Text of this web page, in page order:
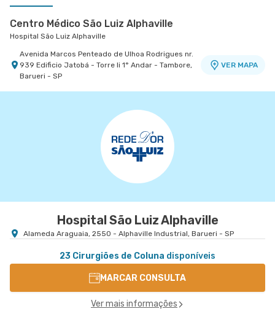
Centro Médico São Luiz Alphaville
Hospital São Luiz Alphaville
Avenida Marcos Penteado de Ulhoa Rodrigues nr.
939 Edificio Jatobá - Torre Ii 1° Andar - Tambore,
Barueri - SP
VER MAPA
Centro Médico Virgínia - Osasco
Rua Virginia Crivilari nr. 334 - Centro, Osasco -
Centro Médico São Luiz Morumbi - Unidade Oscar
Rua Engenheiro Oscar Americano nr. 1010 -
Morumbi, Sao Paulo - SP
Hospital São Luiz Alphaville
Alameda Araguaia, 2550 - Alphaville Industrial, Barueri - SP
23 Cirurgiões de Coluna disponíveis
MARCAR CONSULTA
Ver mais informações